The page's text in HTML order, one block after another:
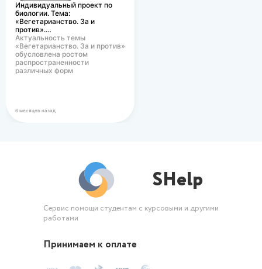
Индивидуальный проект по
биологии. Тема:
«Вегетарианство. За и
против».…
Актуальность темы
«Вегетарианство. За и против»
обусловлена ростом
распространенности
различных форм
6 месяцев назад
SHelp
Сервис помощи студентам с курсовыми и другими
работами
Принимаем к оплате